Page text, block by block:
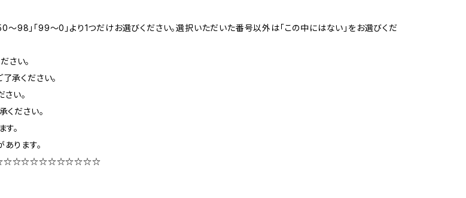
〜98」「99〜0」より1つだけお選びください。選択いただいた番号以外は「この中にはない」をお選びくだ
さい。
承ください。
い。
ださい。
。
ります。